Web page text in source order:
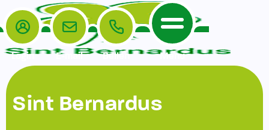
Home
De School
Ouders
Login E-mail Bellen Menu
Sint Bernardus